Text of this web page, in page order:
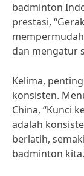
badminton
prestasi,
dan mengatur
Kelima,
konsisten.
China, “Kunci
adalah
berlatih,
badminton